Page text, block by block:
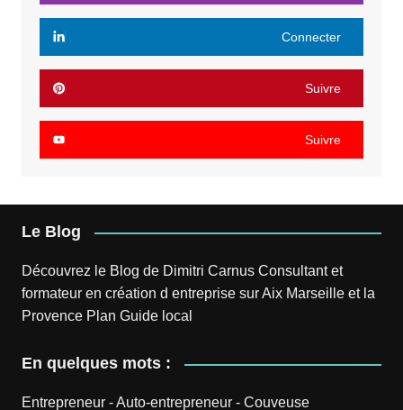
Connecter
Suivre
Suivre
Le Blog
Découvrez le Blog de Dimitri CarnusConsultant et
formateur en création d entreprise sur Aix Marseille et la
Provence Plan Guide local
En quelques mots :
Entrepreneur-Auto-entrepreneur- Couveuse